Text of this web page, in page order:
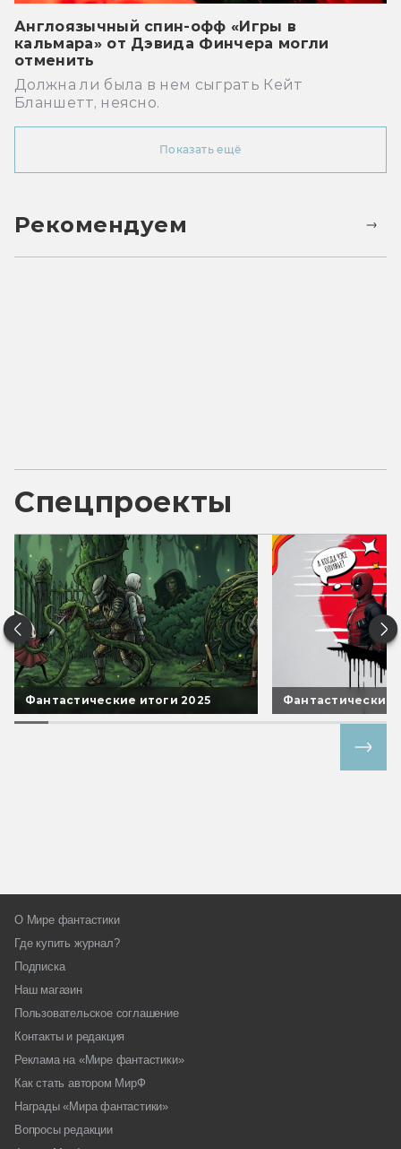
Англоязычный спин-офф «Игры в
кальмара» от Дэвида Финчера могли
отменить
Должна ли была в нем сыграть Кейт
Бланшетт, неясно.
Показать ещё
Рекомендуем
Спецпроекты
Фантастические итоги 2025 Фантастические
О Мире фантастики
Где купить журнал?
Подписка
Наш магазин
Пользовательское соглашение
Контакты и редакция
Реклама на «Мире фантастики»
Как стать автором МирФ
Награды «Мира фантастики»
Вопросы редакции